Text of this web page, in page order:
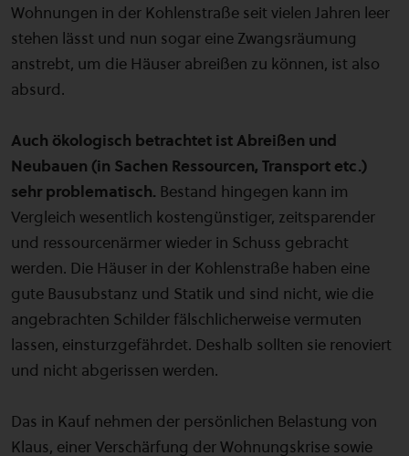
Wohnungen in der Kohlenstraße seit vielen Jahren leer
stehen lässt und nun sogar eine Zwangsräumung
anstrebt, um die Häuser abreißen zu können, ist also
absurd.
Auch ökologisch betrachtet ist Abreißen und
Neubauen (in Sachen Ressourcen, Transport etc.)
sehr problematisch. Bestand hingegen kann im
Vergleich wesentlich kostengünstiger, zeitsparender
und ressourcenärmer wieder in Schuss gebracht
werden. Die Häuser in der Kohlenstraße haben eine
gute Bausubstanz und Statik und sind nicht, wie die
angebrachten Schilder fälschlicherweise vermuten
lassen, einsturzgefährdet. Deshalb sollten sie renoviert
und nicht abgerissen werden.
Das in Kauf nehmen der persönlichen Belastung von
Klaus, einer Verschärfung der Wohnungskrise sowie